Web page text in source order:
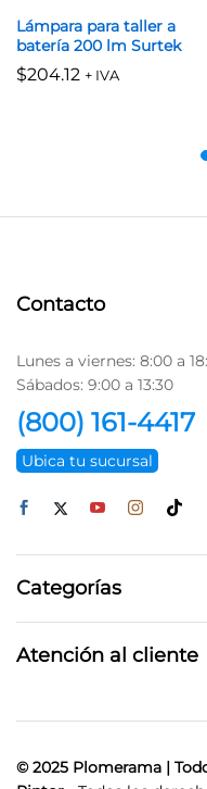
Lámpara para taller a
batería 200 lm Surtek
$204.12 + IVA
Contacto
Lunes a viernes: 8:00 a
Sábados: 9:00 a 13:30
(800) 161-4417
Ubica tu sucursal
Categorías
Atención al cliente
© 2025 Plomerama |